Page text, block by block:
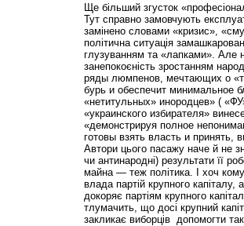
Ще більший згусток
Тут справно замовчують
замінено словами «кризис»,
політична ситуація
глузуванням та «лапками». Але
занепокоєність зростанням
ряды люмпенов, мечтающих о
бурь и обеспечит минимальное
«нетитульных» инородцев» (
«украинского избирателя»
«демонстрируя полное
готовы взять власть и принять,
Автори цього пасажу наче й не
чи антинародні) результати її
майна — теж політика. І хоч
влада партій крупного
докоряє партіям крупного
тлумачить, що досі крупний
закликає виборців допомогти